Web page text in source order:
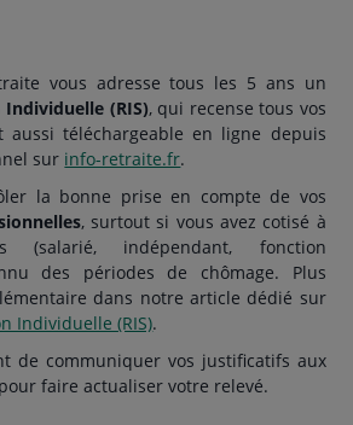
vous adresse tous les 5 ans un
(RIS), qui recense tous vos
téléchargeable en ligne depuis
sur info-retraite.fr.
la bonne prise en compte de vos
, surtout si vous avez cotisé à
(salarié, indépendant, fonction
des périodes de chômage. Plus
dans notre article dédié sur
Individuelle (RIS).
de communiquer vos justificatifs aux
faire actualiser votre relevé.